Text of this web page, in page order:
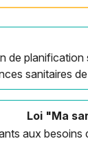
de
sanitaires
Loi "Ma
aux besoins